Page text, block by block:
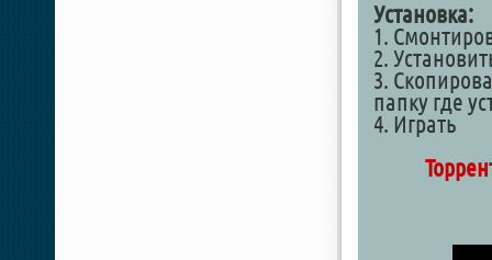
Установка:
1.
2.
3.
папку где
4. Играть